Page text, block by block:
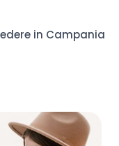
in Campania